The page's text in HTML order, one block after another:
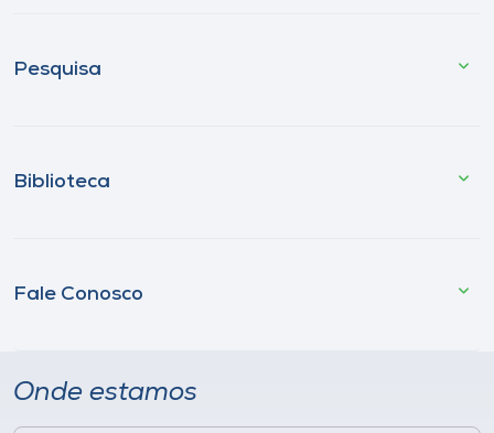
Pesquisa
Biblioteca
Fale Conosco
Onde estamos